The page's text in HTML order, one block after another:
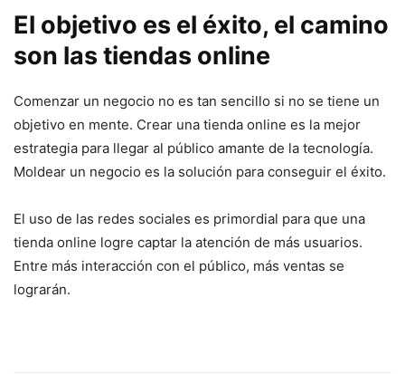
El objetivo es el éxito, el camino
son las tiendas online
Comenzar un negocio no es tan sencillo si no se tiene un
objetivo en mente. Crear una tienda online es la mejor
estrategia para llegar al público amante de la tecnología.
Moldear un negocio es la solución para conseguir el éxito.
El uso de las redes sociales es primordial para que una
tienda online logre captar la atención de más usuarios.
Entre más interacción con el público, más ventas se
lograrán.